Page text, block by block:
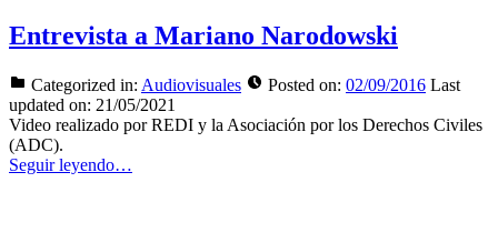
Entrevista a Mariano Narodowski
Categorized in: Audiovisuales Posted on: 02/09/2016 Last
updated on: 21/05/2021
Video realizado por REDI y la Asociación por los Derechos Civiles
(ADC).
Seguir leyendo…